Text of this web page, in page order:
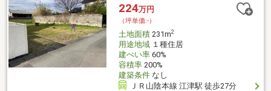
224万円
（坪単価:-）
土地面積231m2
用途地域１種住居
建ぺい率60%
容積率200%
建築条件なし
ＪＲ山陰本線 江津駅 徒歩27分